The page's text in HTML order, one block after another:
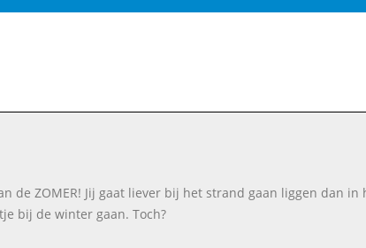
de ZOMER! Jij gaat liever bij het strand gaan liggen dan in
bij de winter gaan. Toch?